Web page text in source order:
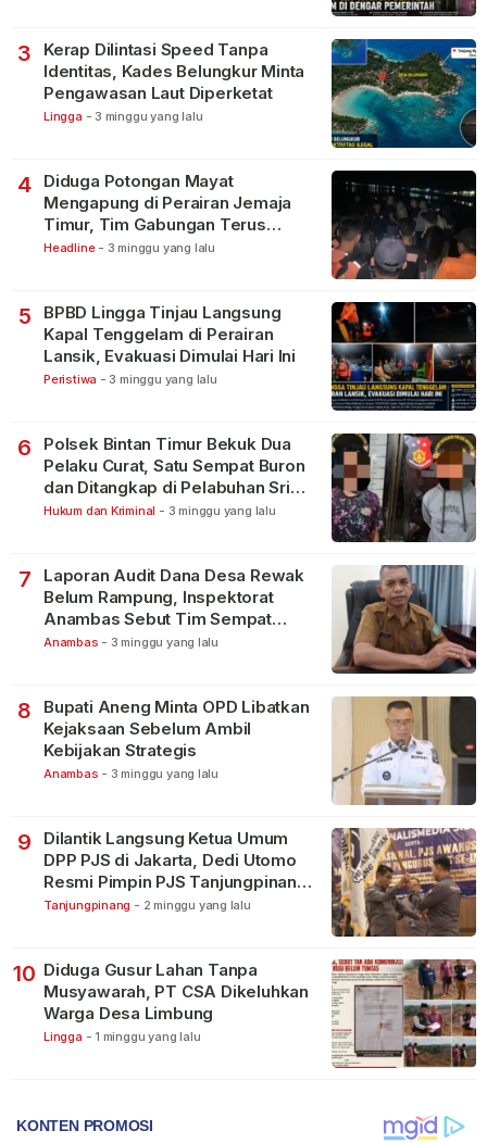
3
Kerap Dilintasi Speed Tanpa
Identitas, Kades Belungkur Minta
Pengawasan Laut Diperketat
Lingga - 3 minggu yang lalu
4
Diduga Potongan Mayat
Mengapung di Perairan Jemaja
Timur, Tim Gabungan Terus
Lakukan Pencarian
Headline - 3 minggu yang lalu
5
BPBD Lingga Tinjau Langsung
Kapal Tenggelam di Perairan
Lansik, Evakuasi Dimulai Hari Ini
Peristiwa - 3 minggu yang lalu
6
Polsek Bintan Timur Bekuk Dua
Pelaku Curat, Satu Sempat Buron
dan Ditangkap di Pelabuhan Sri
Bintan Pura
Hukum dan Kriminal - 3 minggu yang lalu
7
Laporan Audit Dana Desa Rewak
Belum Rampung, Inspektorat
Anambas Sebut Tim Sempat
Terbagi Tangani Kasus Lain
Anambas - 3 minggu yang lalu
8
Bupati Aneng Minta OPD Libatkan
Kejaksaan Sebelum Ambil
Kebijakan Strategis
Anambas - 3 minggu yang lalu
9
Dilantik Langsung Ketua Umum
DPP PJS di Jakarta, Dedi Utomo
Resmi Pimpin PJS Tanjungpinang-
Bintan
Tanjungpinang - 2 minggu yang lalu
10 Diduga Gusur Lahan Tanpa
Musyawarah, PT CSA Dikeluhkan
Warga Desa Limbung
Lingga - 1 minggu yang lalu